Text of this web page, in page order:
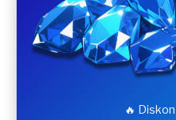
🔥 Diskon